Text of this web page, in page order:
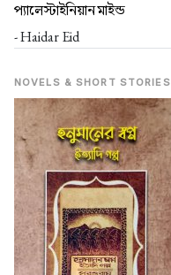
প্যালেস্টাইনিয়ান মাইন্ড
- Haidar Eid
NOVELS & SHORT STORIES